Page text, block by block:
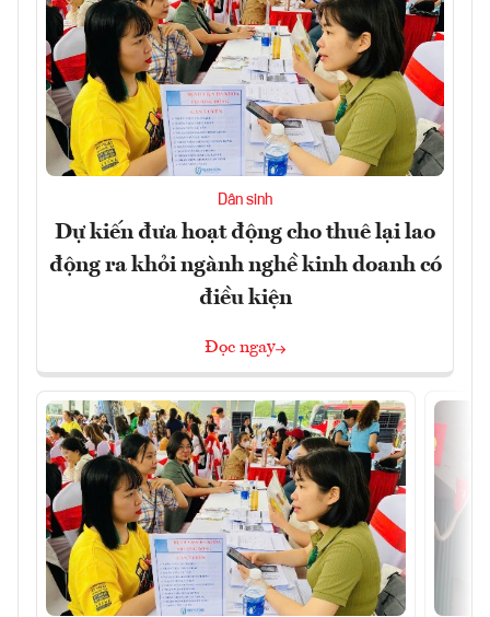
Dân sinh
Dự kiến đưa hoạt động cho thuê lại lao
động ra khỏi ngành nghề kinh doanh có
điều kiện
Đọc ngay